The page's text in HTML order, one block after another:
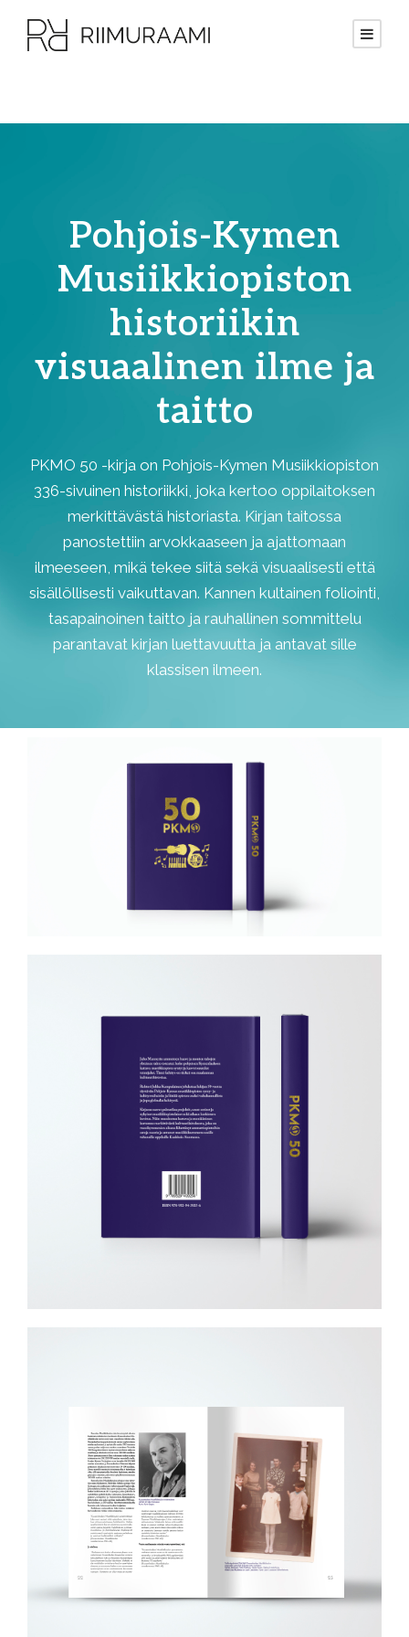
Pohjois-Kymen
Musiikkiopiston
historiikin
visuaalinen ilme ja
taitto
PKMO 50 -kirja on Pohjois-Kymen Musiikkiopiston
336-sivuinen historiikki, joka kertoo oppilaitoksen
merkittävästä historiasta. Kirjan taitossa
panostettiin arvokkaaseen ja ajattomaan
ilmeeseen, mikä tekee siitä sekä visuaalisesti että
sisällöllisesti vaikuttavan. Kannen kultainen foliointi,
tasapainoinen taitto ja rauhallinen sommittelu
parantavat kirjan luettavuutta ja antavat sille
klassisen ilmeen.